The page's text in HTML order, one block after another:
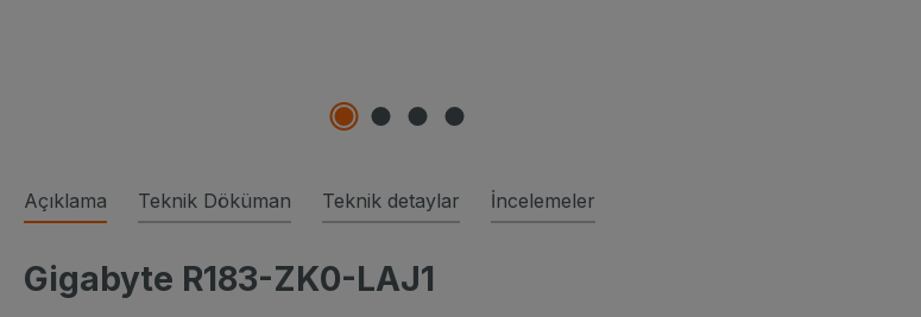
Açıklama Teknik Döküman Teknik detaylar İncelemeler
Gigabyte R183-ZK0-LAJ1